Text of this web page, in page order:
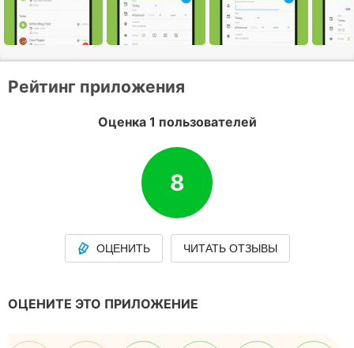
Рейтинг приложения
Оценка 1 пользователей
8
ОЦЕНИТЬ ЧИТАТЬ ОТЗЫВЫ
ОЦЕНИТЕ ЭТО ПРИЛОЖЕНИЕ